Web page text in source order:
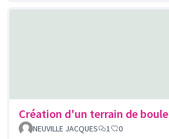
Création d'un terrain de boule
NEUVILLE JACQUES
1 0